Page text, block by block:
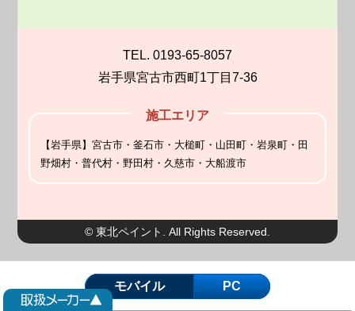
取扱メーカー▲
TEL. 0193-65-8057
岩手県宮古市西町1丁目7-36
施工エリア
【岩手県】宮古市・釜石市・大槌町・山田町・岩泉町・田
野畑村・普代村・野田村・久慈市・大船渡市
© 東北ペイント. All Rights Reserved.
モバイル PC